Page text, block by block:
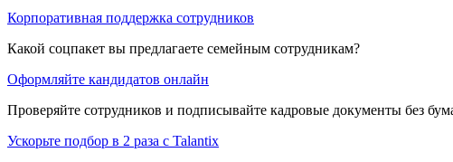
Корпоративная поддержка сотрудников
Какой соцпакет вы предлагаете семейным сотрудникам?
Оформляйте кандидатов онлайн
Проверяйте сотрудников и подписывайте кадровые документы без
Ускорьте подбор в 2 раза с Talantix